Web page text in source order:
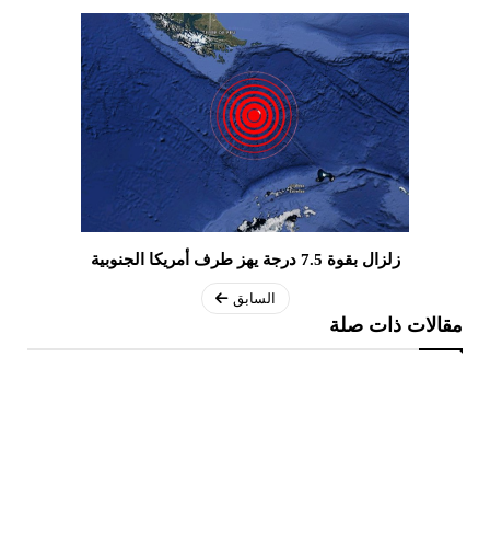
زلزال بقوة 7.5 درجة يهز طرف أمريكا الجنوبية
السابق
مقالات ذات صلة